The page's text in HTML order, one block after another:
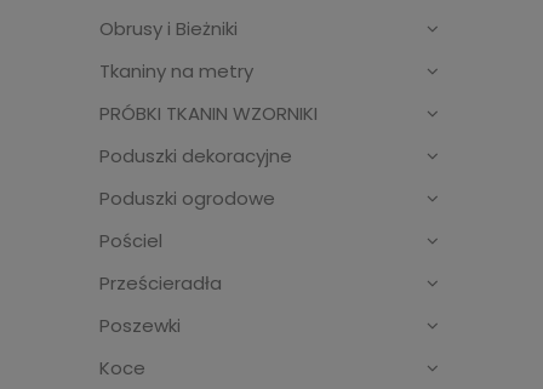
Obrusy i Bieżniki
Tkaniny na metry
PRÓBKI TKANIN WZORNIKI
Poduszki dekoracyjne
Poduszki ogrodowe
Pościel
Prześcieradła
Poszewki
Koce